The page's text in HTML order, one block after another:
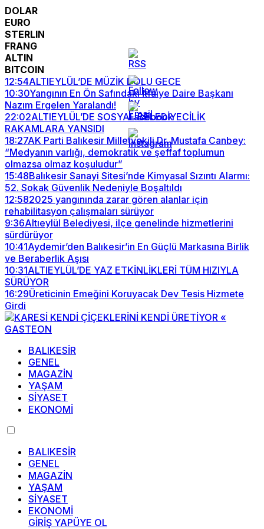
DOLAR
EURO
STERLIN
FRANG
ALTIN
BITCOIN
12:54ALTIEYLÜL’DE MÜZİK DOLU GECE
10:30Yangının En Ön Safındaki İtfaiye Daire Başkanı
Nazım Ergelen Yaralandı!
22:02ALTIEYLÜL’DE SOSYAL BELEDİYECİLİK
RAKAMLARA YANSIDI
18:27AK Parti Balıkesir Milletvekili Dr. Mustafa Canbey:
“Medyanın varlığı, demokratik ve şeffaf toplumun
olmazsa olmaz koşuludur”
15:48Balıkesir Sanayi Sitesi’nde Kimyasal Sızıntı Alarmı:
52. Sokak Güvenlik Nedeniyle Boşaltıldı
12:582025 yangınında zarar gören alanlar için
rehabilitasyon çalışmaları sürüyor
9:36Altıeylül Belediyesi, ilçe genelinde hizmetlerini
sürdürüyor
10:41Aydemir’den Balıkesir’in En Güçlü Markasına Birlik
ve Beraberlik Aşısı
10:31ALTIEYLÜL’DE YAZ ETKİNLİKLERİ TÜM HIZIYLA
SÜRÜYOR
16:29Üreticinin Emeğini Koruyacak Dev Tesis Hizmete
Girdi
BALIKESİR
GENEL
MAGAZİN
YAŞAM
SİYASET
EKONOMİ
BALIKESİR
GENEL
MAGAZİN
YAŞAM
SİYASET
EKONOMİ
GİRİŞ YAPÜYE OL